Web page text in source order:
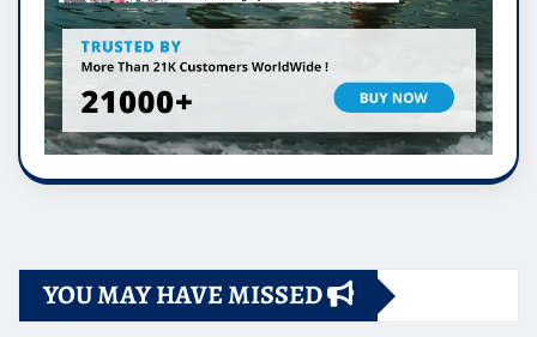
YOU MAY HAVE MISSED